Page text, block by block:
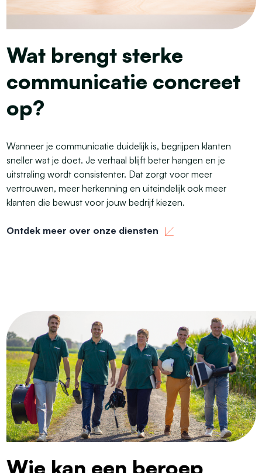
Wat brengt sterke
communicatie concreet
op?
Wanneer je communicatie duidelijk is, begrijpen klanten
sneller wat je doet. Je verhaal blijft beter hangen en je
uitstraling wordt consistenter. Dat zorgt voor meer
vertrouwen, meer herkenning en uiteindelijk ook meer
klanten die bewust voor jouw bedrijf kiezen.
Ontdek meer over onze diensten
Wie kan een beroep